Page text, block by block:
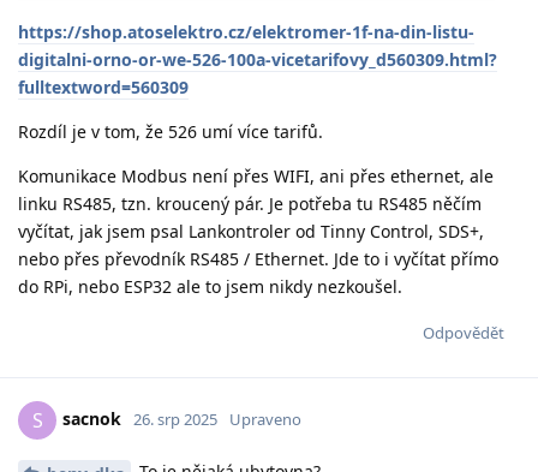
https://shop.atoselektro.cz/elektromer-1f-na-din-listu-
digitalni-orno-or-we-526-100a-vicetarifovy_d560309.html?
fulltextword=560309
Rozdíl je v tom, že 526 umí více tarifů.
Komunikace Modbus není přes WIFI, ani přes ethernet, ale
linku RS485, tzn. kroucený pár. Je potřeba tu RS485 něčím
vyčítat, jak jsem psal Lankontroler od Tinny Control, SDS+,
nebo přes převodník RS485 / Ethernet. Jde to i vyčítat přímo
do RPi, nebo ESP32 ale to jsem nikdy nezkoušel.
Odpovědět
S sacnok 26. srp 2025 Upraveno